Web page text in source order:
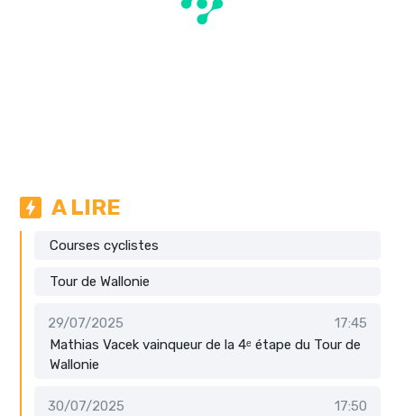
A LIRE
Courses cyclistes
Tour de Wallonie
29/07/2025
17:45
Mathias Vacek vainqueur de la 4ᵉ étape du Tour de
Wallonie
30/07/2025
17:50